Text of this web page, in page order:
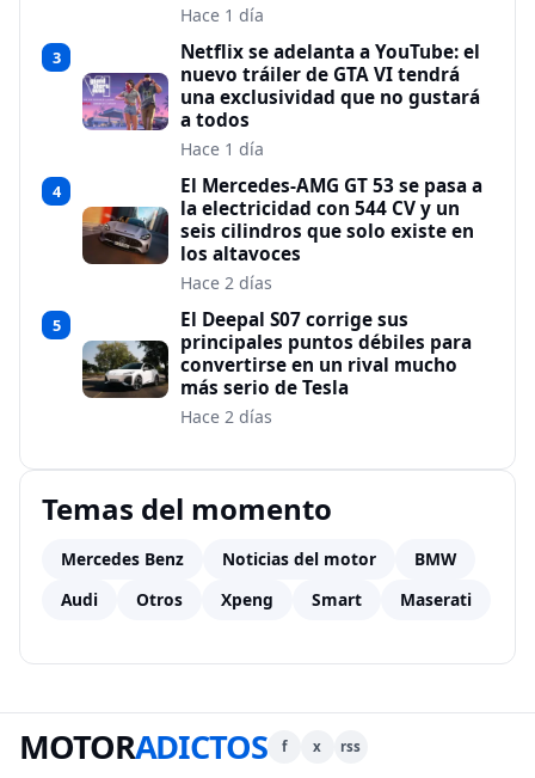
Hace 1 día
3
Netflix se adelanta a YouTube: el
nuevo tráiler de GTA VI tendrá
una exclusividad que no gustará
a todos
Hace 1 día
4
El Mercedes-AMG GT 53 se pasa a
la electricidad con 544 CV y un
seis cilindros que solo existe en
los altavoces
Hace 2 días
5
El Deepal S07 corrige sus
principales puntos débiles para
convertirse en un rival mucho
más serio de Tesla
Hace 2 días
Temas del momento
Mercedes Benz Noticias del motor
BMW
Audi
Otros Xpeng Smart Maserati
MOTORADICTOS f x rss